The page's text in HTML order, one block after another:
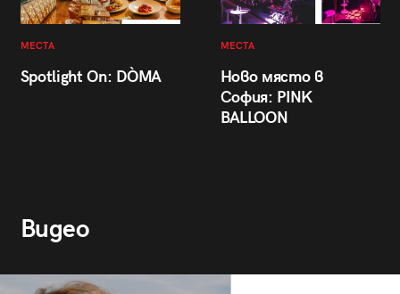
МЕСТА
Spotlight On: DÒMA
МЕСТА
Ново място в
София: PINK
BALLOON
Видео